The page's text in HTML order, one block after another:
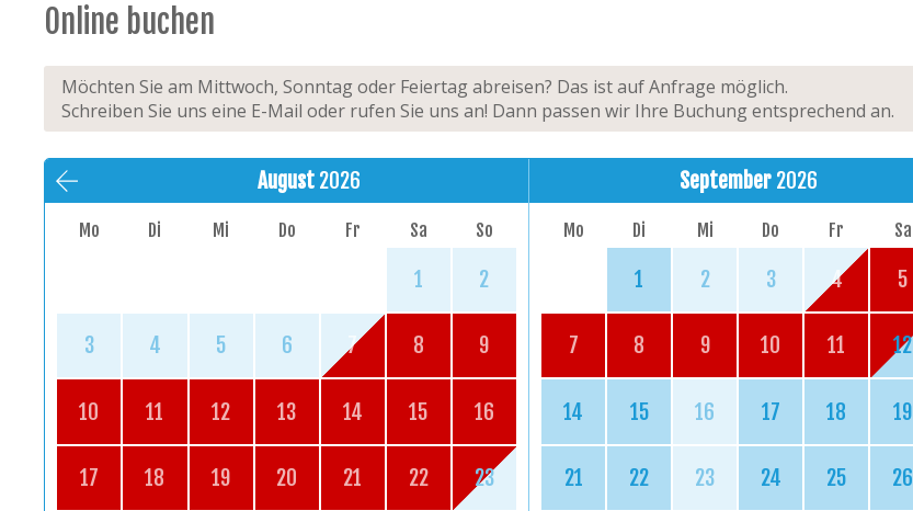
Online buchen
Möchten Sie am Mittwoch, Sonntag oder Feiertag abreisen? Das ist auf Anfrage möglich.
Schreiben Sie uns eine E-Mail oder rufen Sie uns an! Dann passen wir Ihre Buchung entsprechend an.
August 2026
Mo Di Mi Do Fr Sa So
1 2
3 4 5 6 7 8 9
10 11 12 13 14 15 16
17 18 19 20 21 22 23
September 2026
Mo Di Mi Do Fr Sa
1 2 3 4 5
7 8 9 10 11 12
14 15 16 17 18 19
21 22 23 24 25 26